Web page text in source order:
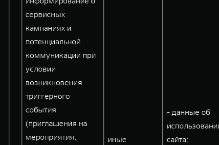
сервисных
кампаниях и
потенциальной
коммуникации при
условии
возникновения
триггерного
события
(приглашения на
мероприятия,
иные
- данные об
сайта;